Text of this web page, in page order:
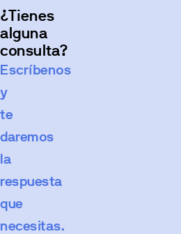
¿Tienes
alguna
consulta?
Escríbenos
y
te
daremos
la
respuesta
que
necesitas.